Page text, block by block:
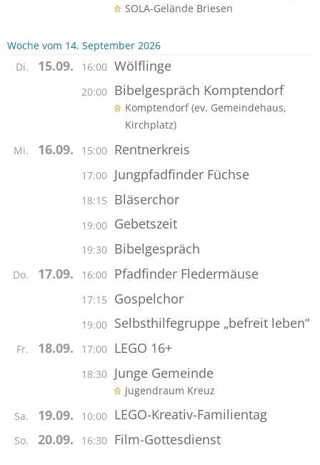
SOLA-Gelände Briesen
Woche vom 14. September 2026
Di.
15.09. 16:00 Wölflinge
20:00 Bibelgespräch Komptendorf
Komptendorf (ev. Gemeindehaus,
Kirchplatz)
Mi.
16.09. 15:00 Rentnerkreis
17:00 Jungpfadfinder Füchse
18:15 Bläserchor
19:00 Gebetszeit
19:30 Bibelgespräch
Do. 17.09. 16:00 Pfadfinder Fledermäuse
17:15 Gospelchor
19:00 Selbsthilfegruppe „befreit leben“
Fr. 18.09. 17:00 LEGO 16+
18:30 Junge Gemeinde
Jugendraum Kreuz
Sa.
19.09. 10:00 LEGO-Kreativ-Familientag
So. 20.09. 16:30 Film-Gottesdienst